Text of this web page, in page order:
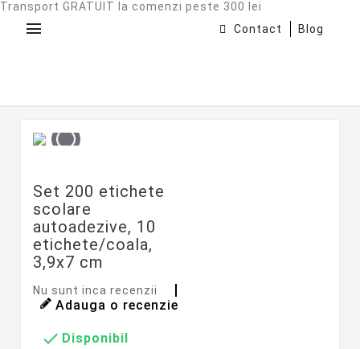
Transport GRATUIT la comenzi peste 300 lei
menu Contact Blog
Set 200 etichete
scolare
autoadezive, 10
etichete/coala,
3,9x7 cm
Nu sunt inca recenzii
Adauga o recenzie
 Disponibil